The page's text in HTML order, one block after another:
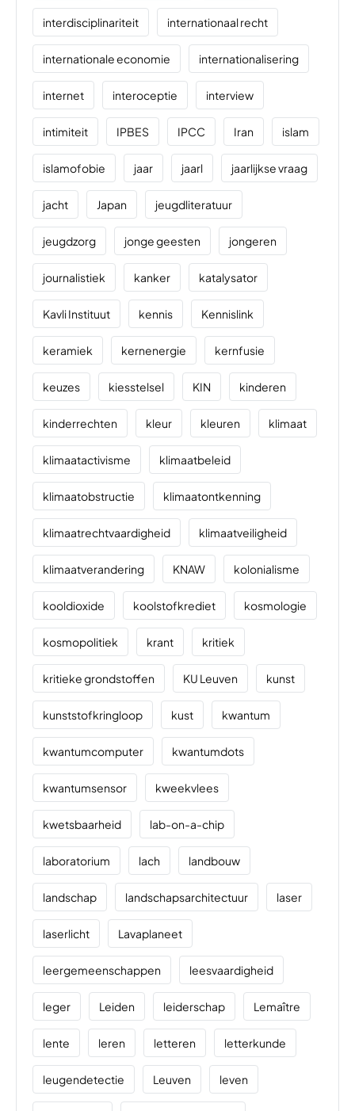
interdisciplinariteit internationaal recht
internationale economie internationalisering
internet interoceptie interview
intimiteit IPBES IPCC Iran islam
islamofobie jaar jaarl jaarlijkse vraag
jacht Japan jeugdliteratuur
jeugdzorg jonge geesten jongeren
journalistiek kanker katalysator
Kavli Instituut kennis Kennislink
keramiek kernenergie kernfusie
keuzes kiesstelsel KIN kinderen
kinderrechten kleur kleuren klimaat
klimaatactivisme klimaatbeleid
klimaatobstructie klimaatontkenning
klimaatrechtvaardigheid klimaatveiligheid
klimaatverandering KNAW kolonialisme
kooldioxide koolstofkrediet kosmologie
kosmopolitiek krant kritiek
kritieke grondstoffen KU Leuven kunst
kunststofkringloop kust kwantum
kwantumcomputer kwantumdots
kwantumsensor kweekvlees
kwetsbaarheid lab-on-a-chip
laboratorium lach landbouw
landschap landschapsarchitectuur laser
laserlicht Lavaplaneet
leergemeenschappen leesvaardigheid
leger Leiden leiderschap Lemaître
lente leren letteren letterkunde
leugendetectie Leuven leven